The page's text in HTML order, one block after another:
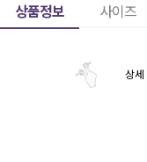
상품정보 사이즈
상세